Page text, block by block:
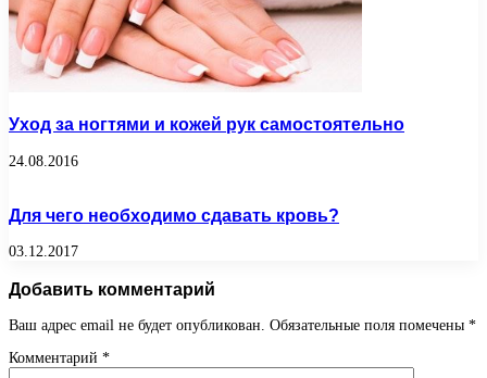
Уход за ногтями и кожей рук самостоятельно
24.08.2016
Для чего необходимо сдавать кровь?
03.12.2017
Добавить комментарий
Ваш адрес email не будет опубликован. Обязательные поля помечены *
Комментарий *